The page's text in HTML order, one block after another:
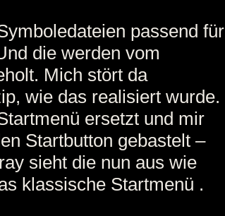
passend für
die werden vom
Mich stört da
wie das realisiert wurde.
ersetzt und mir
Startbutton gebastelt –
sieht die nun aus wie
klassische Startmenü .